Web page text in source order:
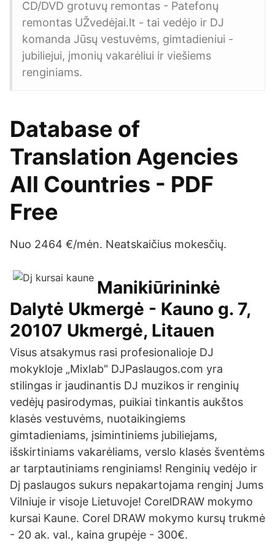
CD/DVD grotuvų remontas - Patefonų
remontas UŽvedėjai.lt - tai vedėjo ir DJ
komanda Jūsų vestuvėms, gimtadieniui -
jubiliejui, įmonių vakarėliui ir viešiems
renginiams.
Database of
Translation Agencies
All Countries - PDF
Free
Nuo 2464 €/mėn. Neatskaičius mokesčių.
Manikiūrininkė
Dalytė Ukmergė - Kauno g. 7,
20107 Ukmergė, Litauen
Visus atsakymus rasi profesionalioje DJ
mokykloje „Mixlab" DJPaslaugos.com yra
stilingas ir jaudinantis DJ muzikos ir renginių
vedėjų pasirodymas, puikiai tinkantis aukštos
klasės vestuvėms, nuotaikingiems
gimtadieniams, įsimintiniems jubiliejams,
išskirtiniams vakarėliams, verslo klasės šventėms
ar tarptautiniams renginiams! Renginių vedėjo ir
Dj paslaugos sukurs nepakartojama renginį Jums
Vilniuje ir visoje Lietuvoje! CorelDRAW mokymo
kursai Kaune. Corel DRAW mokymo kursų trukmė
- 20 ak. val., kaina grupėje - 300€.